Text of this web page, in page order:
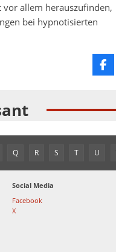
vor allem herauszufinden,
bei hypnotisierten
Q R S T U
Social Media
Facebook
X